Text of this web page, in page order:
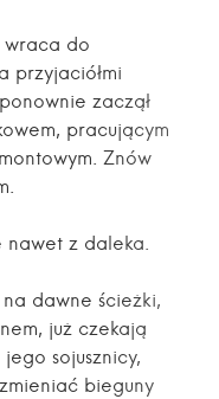
wraca do
przyjaciółmi
zaczął
pracującym
Znów
z daleka.
dawne ścieżki,
już czekają
sojusznicy,
bieguny